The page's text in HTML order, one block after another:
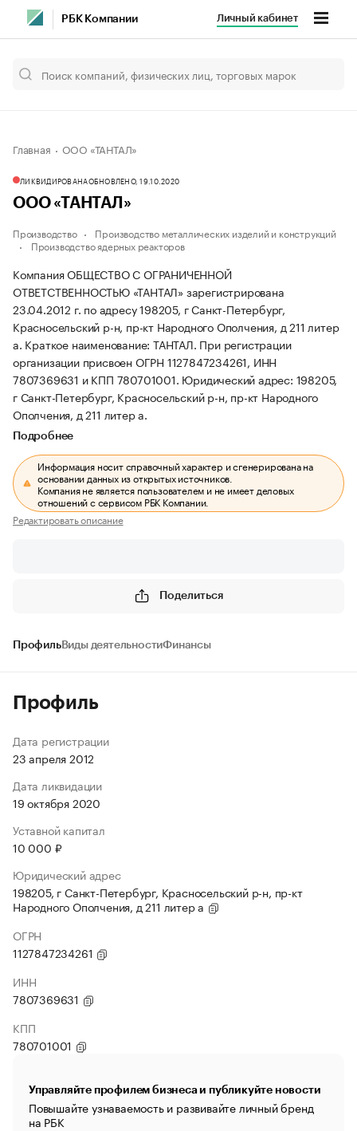
РБК Компании Личный кабинет
Главная ООО «ТАНТАЛ»
ЛИКВИДИРОВАНАОБНОВЛЕНО, 19.10.2020
ООО «ТАНТАЛ»
Производство
Производство металлических изделий и конструкций
Производство ядерных реакторов
Компания ОБЩЕСТВО С ОГРАНИЧЕННОЙ
ОТВЕТСТВЕННОСТЬЮ «ТАНТАЛ» зарегистрирована
23.04.2012 г. по адресу 198205, г Санкт-Петербург,
Красносельский р-н, пр-кт Народного Ополчения, д 211 литер
а. Краткое наименование: ТАНТАЛ. При регистрации
организации присвоен ОГРН 1127847234261, ИНН
7807369631 и КПП 780701001. Юридический адрес: 198205,
г Санкт-Петербург, Красносельский р-н, пр-кт Народного
Ополчения, д 211 литер а.
Подробнее
Информация носит справочный характер и сгенерирована на
основании данных из открытых источников.
Компания не является пользователем и не имеет деловых
отношений с сервисом РБК Компании.
Редактировать описание
Поделиться
ПрофильВиды деятельностиФинансы
Профиль
Дата регистрации
23 апреля 2012
Дата ликвидации
19 октября 2020
Уставной капитал
10 000 ₽
Юридический адрес
198205, г Санкт-Петербург, Красносельский р-н, пр-кт
Народного Ополчения, д 211 литер а
ОГРН
1127847234261
ИНН
7807369631
КПП
780701001
Управляйте профилем бизнеса и публикуйте новости
Повышайте узнаваемость и развивайте личный бренд
на РБК